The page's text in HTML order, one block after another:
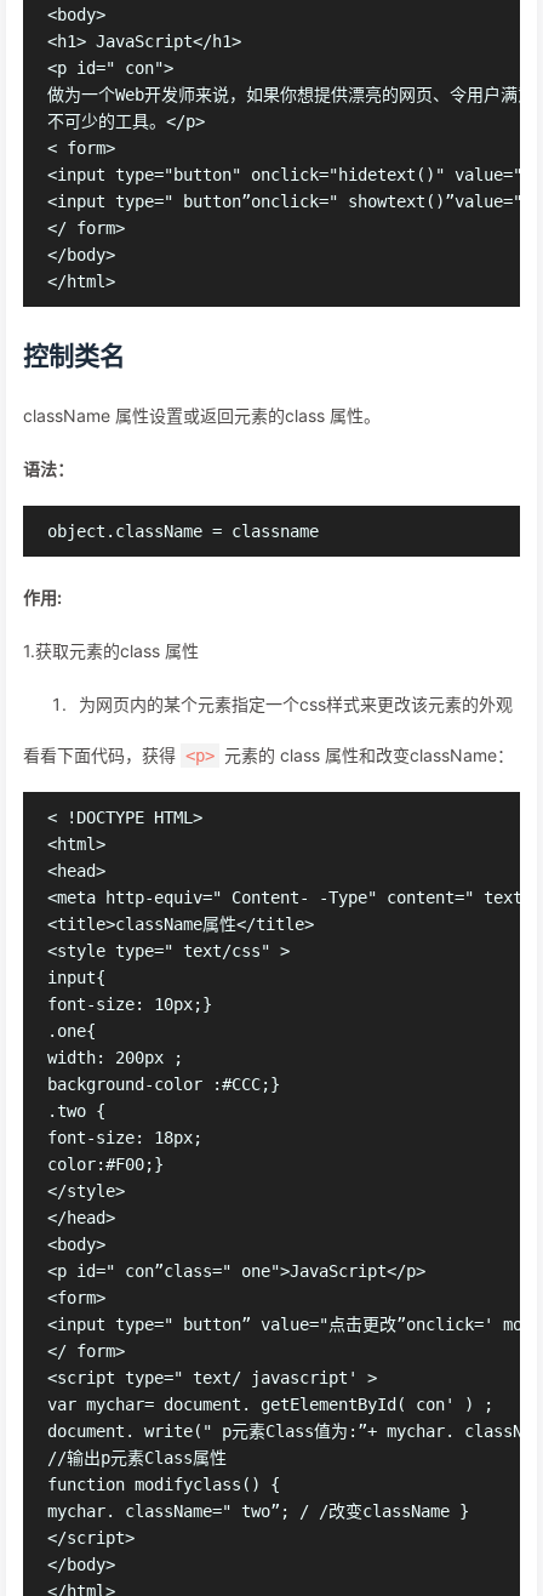
<body>
<h1> JavaScript</h1>
<p id=" con">
做为一个Web开发师来说，如果你想提供漂亮的网页、令用户
不可少的工具。</p>
< form>
<input type="button" onclick="hidetext()" value="不显
<input type=" button”onclick=" showtext()”value="显
</ form>
</body>
控制类名
className 属性设置或返回元素的class 属性。
语法：
作用:
1.获取元素的class 属性
为网页内的某个元素指定一个css样式来更改该元素的外观
看看下面代码，获得 <p> 元素的 class 属性和改变className：
< !DOCTYPE HTML>
<html>
<head>
<meta http-equiv=" Content- -Type" content=" text/
<title>className属性</title>
<style type=" text/css" >
input{
font-size: 10px;}
.one{
width: 200px ;
background-color :#CCC;}
.two {
font-size: 18px;
color:#F00;}
</style>
</head>
<body>
<p id=" con”class=" one">JavaScript</p>
<form>
<input type=" button” value="点击更改”onclick='
</ form>
<script type=" text/ javascript' >
var mychar= document. getElementById( con' ) ;
document. write(" p元素Class值为:”+ mychar.
//输出p元素Class属性
function modifyclass() {
mychar. className=" two”; / /改变className }
</script>
</body>